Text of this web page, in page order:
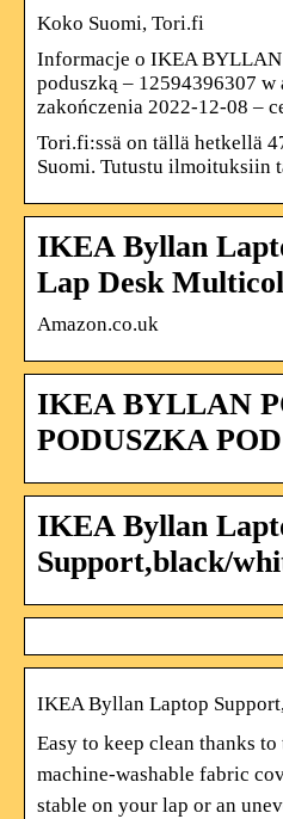
Koko Suomi, Tori.fi
Informacje o IKEA BYLLAN
poduszką – 12594396307
zakończenia 2022-12-08 –
Tori.fi:ssä on tällä hetkellä
Suomi. Tutustu ilmoituksiin
IKEA Byllan
Lap Desk
Amazon.co.uk
IKEA BYLLAN
PODUSZKA
IKEA Byllan
Support,black/
IKEA Byllan Laptop
Easy to keep clean thanks
machine-washable fabric
stable on your lap or an